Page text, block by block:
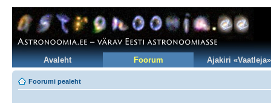
Avaleht Foorum Ajakiri «Vaatleja»
Foorumi pealeht